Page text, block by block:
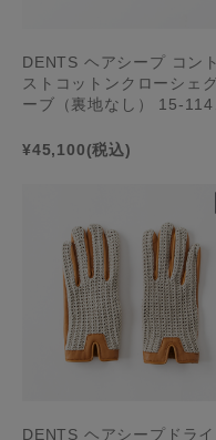
DENTS ヘアシープ コン
ストコットンクローシェ
ーブ（裏地なし） 15-
¥45,100(税込)
DENTS ヘアシープドラ